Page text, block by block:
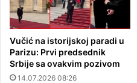
Vučić na istorijskoj paradi u
Parizu: Prvi predsednik
Srbije sa ovakvim pozivom
14.07.2026 08:26